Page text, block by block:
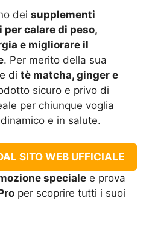
dei supplementi
calare di peso,
e migliorare il
. Per merito della sua
di tè matcha, ginger e
sicuro e privo di
per chiunque voglia
e in salute.
SITO WEB UFFICIALE
speciale e prova
per scoprire tutti i suoi